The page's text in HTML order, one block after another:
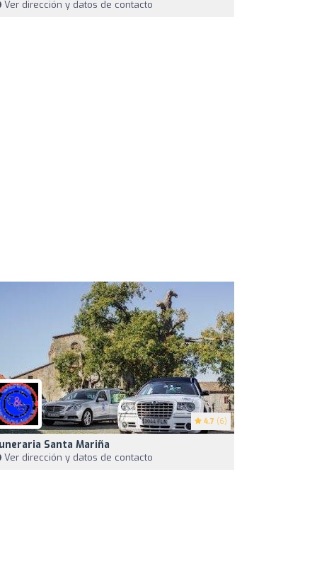
Ver dirección y datos de contacto
4.7 (6)
Santa Mariña
Ver dirección y datos de contacto